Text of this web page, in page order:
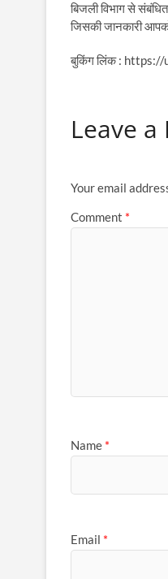
बिजली विभाग से
जिसकी जानकारी
बुकिंग लिंक :
Leave a
Your email
Comment *
Name *
Email *